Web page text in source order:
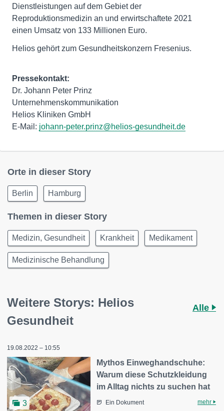
Dienstleistungen auf dem Gebiet der
Reproduktionsmedizin an und erwirtschaftete 2021
einen Umsatz von 133 Millionen Euro.
Helios gehört zum Gesundheitskonzern Fresenius.
Pressekontakt:
Dr. Johann Peter Prinz
Unternehmenskommunikation
Helios Kliniken GmbH
E-Mail: johann-peter.prinz@helios-gesundheit.de
Orte in dieser Story
Berlin Hamburg
Themen in dieser Story
Medizin, Gesundheit Krankheit Medikament
Medizinische Behandlung
Weitere Storys: Helios
Gesundheit
Alle
19.08.2022 – 10:55
3
Mythos Einweghandschuhe:
Warum diese Schutzkleidung
im Alltag nichts zu suchen hat
Ein Dokument mehr